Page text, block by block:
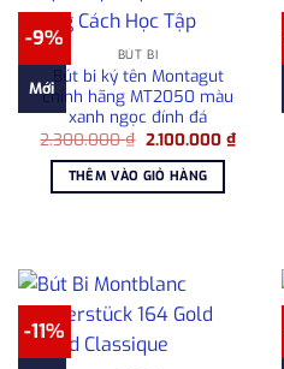
-9%
Mới
BÚT BI
Bút bi ký tên Montagut
chính hãng MT2050 màu
xanh ngọc đính đá
2.300.000₫ Giá
là:
2.300.000 ₫.
2.100.000 ₫Giá
hiện
THÊM VÀO GIỎ HÀNG
-11%